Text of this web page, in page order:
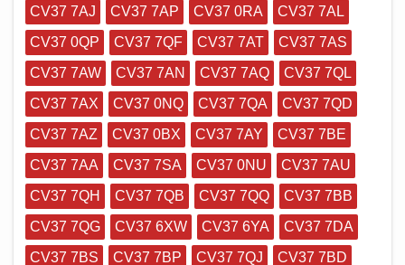
CV37 7AJ
CV37 7AP CV37 0RA
CV37 7AL
CV37 0QP
CV37 7QF CV37 7AT
CV37 7AS
CV37 7AW
CV37 7AN CV37 7AQ
CV37 7QL
CV37 7AX
CV37 0NQ CV37 7QA
CV37 7QD
CV37 7AZ
CV37 0BX CV37 7AY
CV37 7BE
CV37 7AA
CV37 7SA CV37 0NU
CV37 7AU
CV37 7QH
CV37 7QB CV37 7QQ
CV37 7BB
CV37 7QG
CV37 6XW CV37 6YA
CV37 7DA
CV37 7BS
CV37 7BP CV37 7QJ
CV37 7BD